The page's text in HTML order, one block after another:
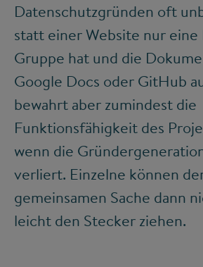
Datenschutzgründen oft
statt einer Website nur eine
Gruppe hat und die
Google Docs oder GitHub
bewahrt aber zumindest die
Funktionsfähigkeit des
wenn die
verliert. Einzelne können
gemeinsamen Sache dann
leicht den Stecker ziehen.